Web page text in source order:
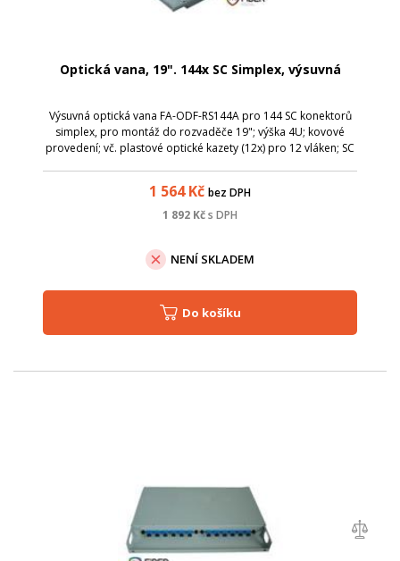
Optická vana, 19". 144x SC Simplex, výsuvná
Výsuvná optická vana FA-ODF-RS144A pro 144 SC konektorů
simplex, pro montáž do rozvaděče 19"; výška 4U; kovové
provedení; vč. plastové optické kazety (12x) pro 12 vláken; SC
1 564Kč bez DPH
1 892 Kčs DPH
NENÍ SKLADEM
Do košíku